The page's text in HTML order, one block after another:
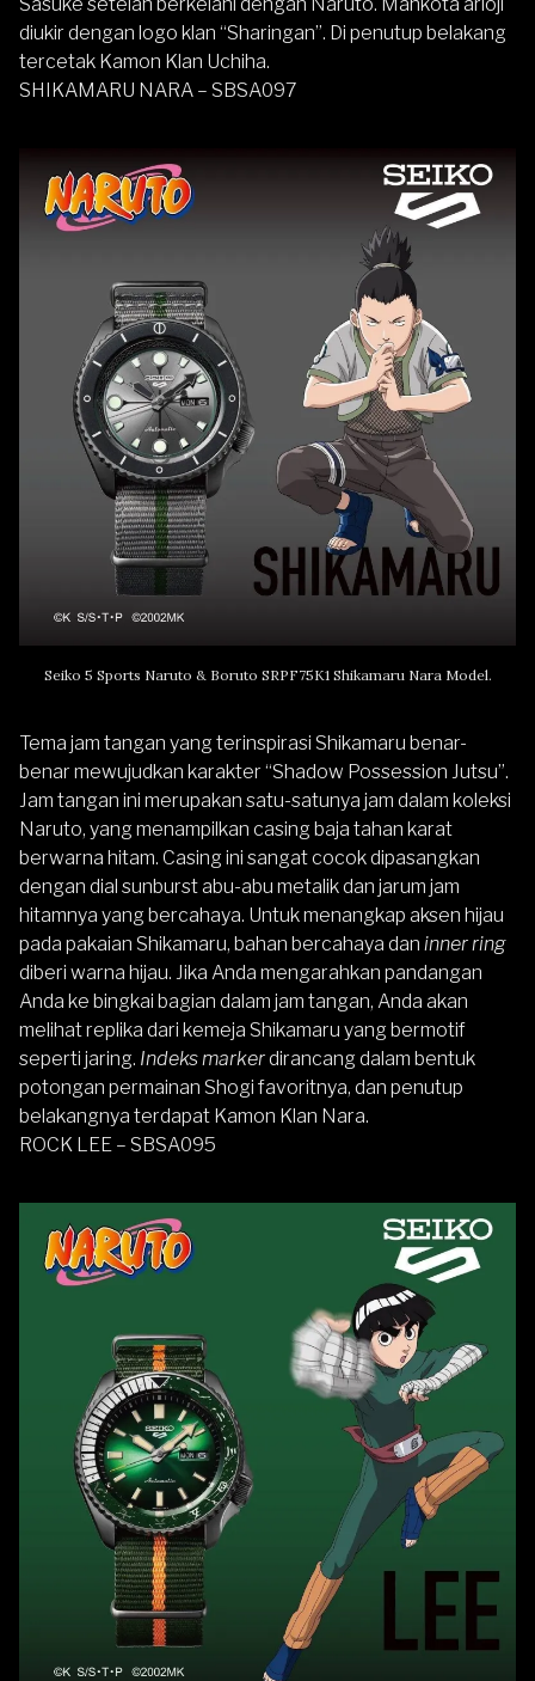
diukir dengan logo klan “Sharingan”. Di penutup belakang
tercetak Kamon Klan Uchiha.
SHIKAMARU NARA – SBSA097
Seiko 5 Sports Naruto & Boruto SRPF75K1 Shikamaru Nara Model.
Tema jam tangan yang terinspirasi Shikamaru benar-
benar mewujudkan karakter “Shadow Possession Jutsu”.
Jam tangan ini merupakan satu-satunya jam dalam koleksi
Naruto, yang menampilkan casing baja tahan karat
berwarna hitam. Casing ini sangat cocok dipasangkan
dengan dial sunburst abu-abu metalik dan jarum jam
hitamnya yang bercahaya. Untuk menangkap aksen hijau
pada pakaian Shikamaru, bahan bercahaya dan inner ring
diberi warna hijau. Jika Anda mengarahkan pandangan
Anda ke bingkai bagian dalam jam tangan, Anda akan
melihat replika dari kemeja Shikamaru yang bermotif
seperti jaring. Indeks markerdirancang dalam bentuk
potongan permainan Shogi favoritnya, dan penutup
belakangnya terdapat Kamon Klan Nara.
ROCK LEE – SBSA095